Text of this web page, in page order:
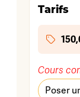
Tarifs
Cours
Poser